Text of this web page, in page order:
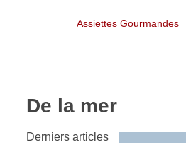
Assiettes Gourmandes
De la mer
Derniers articles